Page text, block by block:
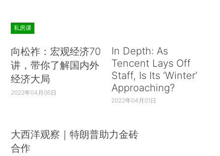
私房课
向松祚：宏观经济70
讲，带你了解国内外
经济大局
2022年04月06日
In Depth: As
Tencent Lays Off
Staff, Is Its ‘Winter’
Approaching?
2022年04月01日
大西洋观察｜特朗普助力金砖
合作